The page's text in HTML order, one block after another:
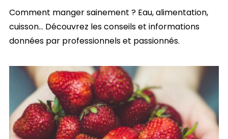
Comment manger sainement ? Eau, alimentation,
cuisson… Découvrez les conseils et informations
données par professionnels et passionnés.